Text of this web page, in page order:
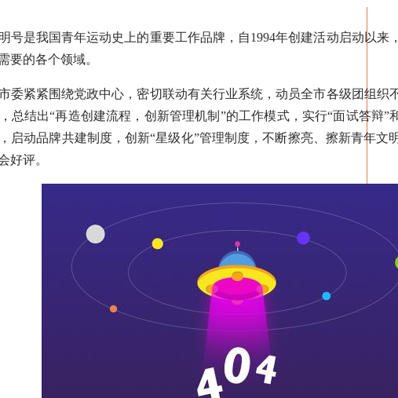
是我国青年运动史上的重要工作品牌，自1994年创建活动启动以来
要的各个领域。
紧紧围绕党政中心，密切联动有关行业系统，动员全市各级团组织
总结出“再造创建流程，创新管理机制”的工作模式，实行“面试答辩”
启动品牌共建制度，创新“星级化”管理制度，不断擦亮、擦新青年文
好评。